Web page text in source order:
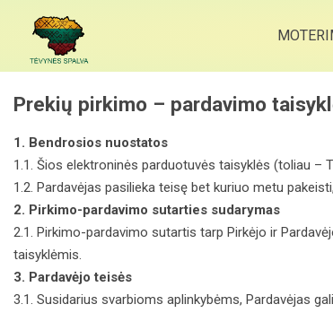
Prekių pirkimo – pardavimo
1. Bendrosios nuostatos
1.1. Šios elektroninės parduotuvės taisyklės (toliau –
1.2. Pardavėjas pasilieka teisę bet kuriuo metu
2. Pirkimo-pardavimo sutarties sudarymas
2.1. Pirkimo-pardavimo sutartis tarp Pirkėjo ir
taisyklėmis.
3. Pardavėjo teisės
3.1. Susidarius svarbioms aplinkybėms, Pardavėjas